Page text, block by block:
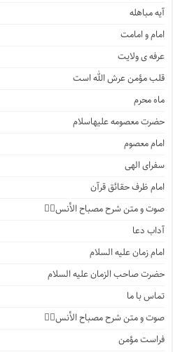
آیه مباهله
امام و امامت
عرفه ی ولایت
قلب مؤمن عرش الله است
ماه محرم
حضرت معصومه علیهاسلام
امام معصوم
سفرای الهی
امام ظرف حقائق قرآن
صوت و متن شرح مصباح الأنس۲️⃣
آداب دعا
امام زمان علیه السلام
حضرت صاحب الزمان علیه السلام
تماس با ما
صوت و متن شرح مصباح الأنس۱️⃣
فراست مؤمن